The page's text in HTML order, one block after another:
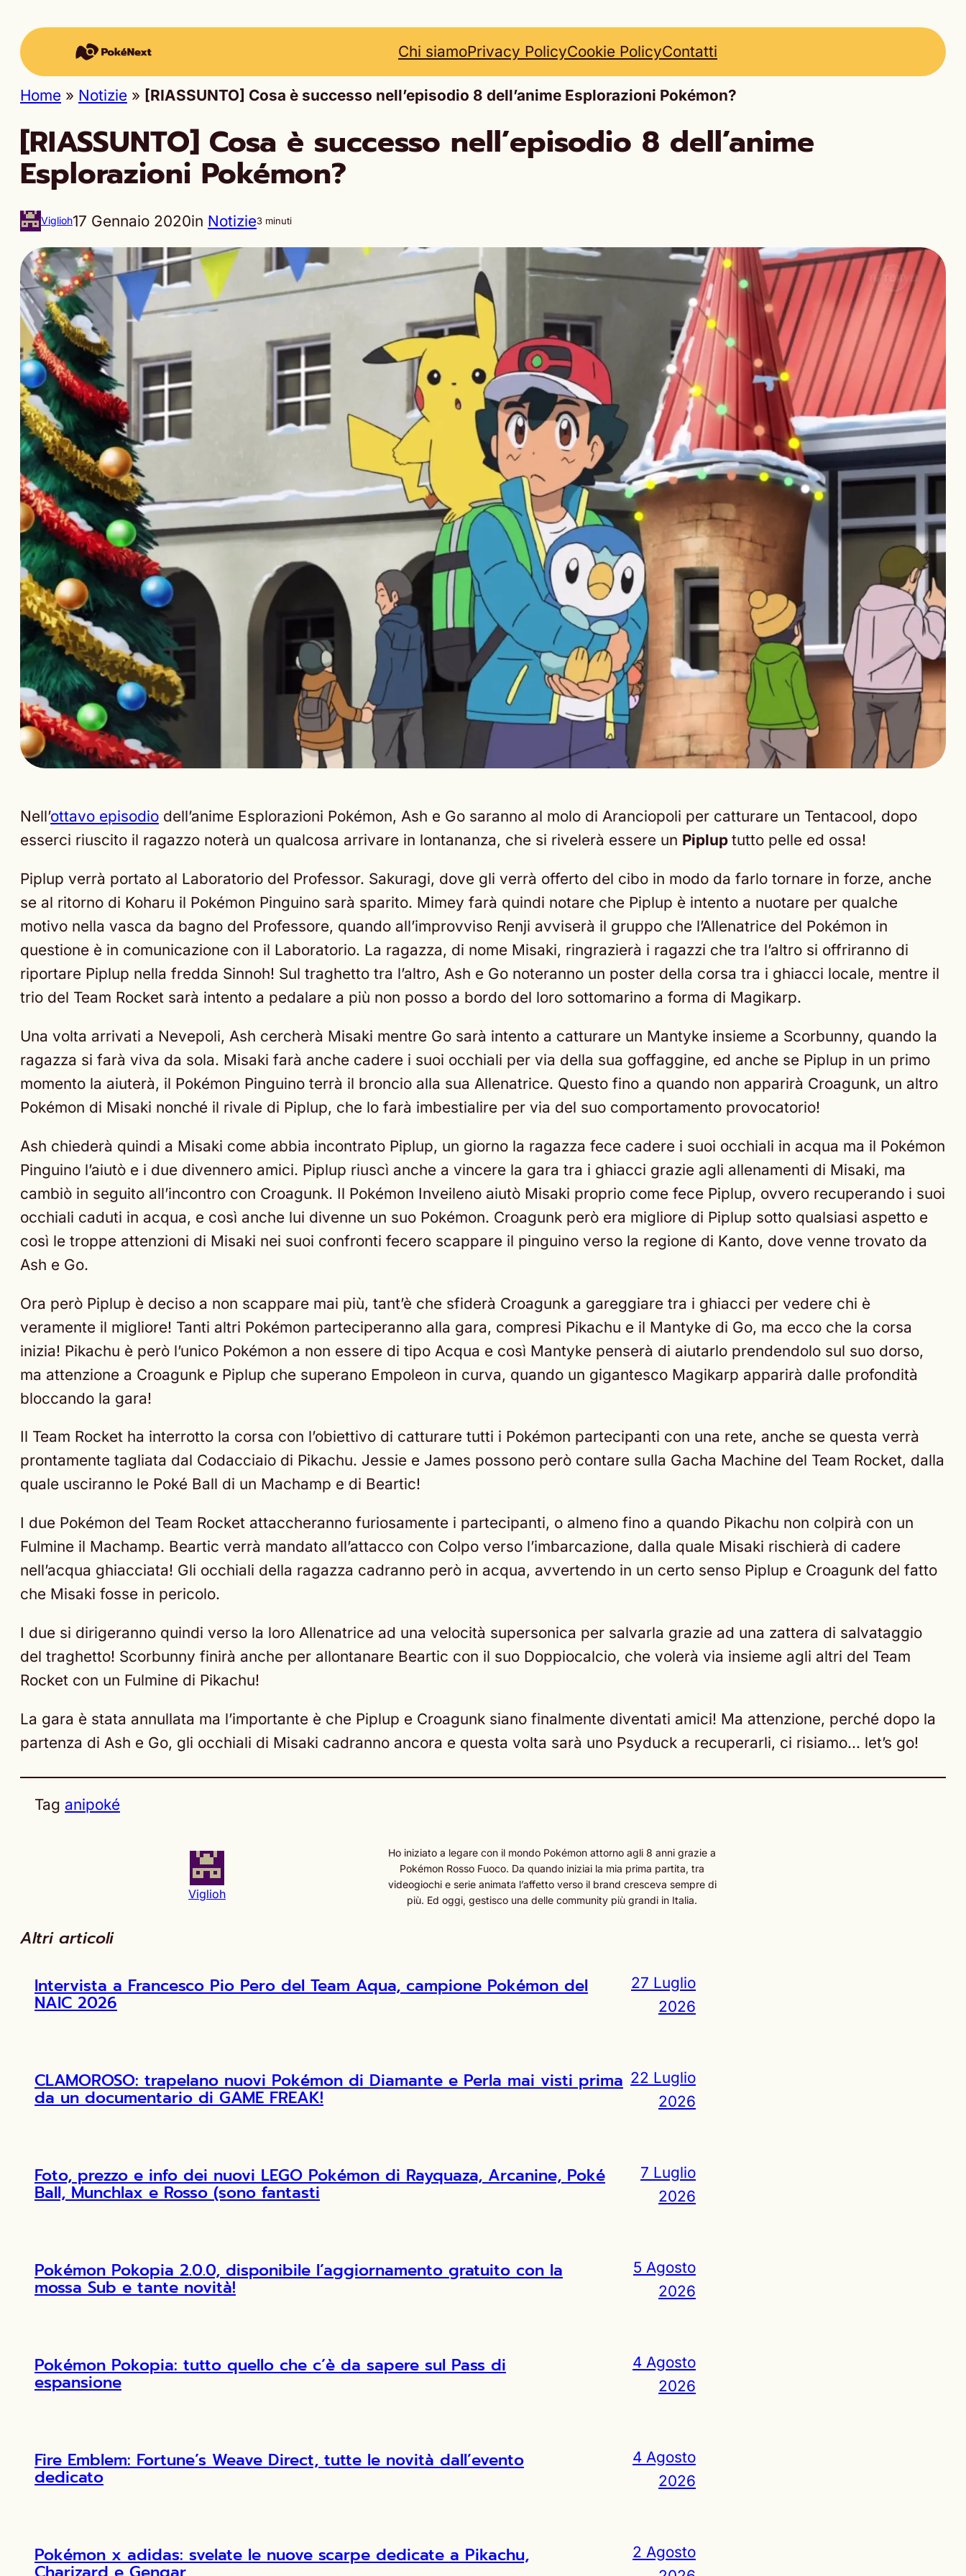
Chi siamoPrivacy PolicyCookie PolicyContatti
Home » Notizie » [RIASSUNTO] Cosa è successo nell’episodio 8 dell’anime Esplorazioni Pokémon?
[RIASSUNTO] Cosa è successo nell’episodio 8 dell’anime
Esplorazioni Pokémon?
Viglioh17 Gennaio 2020in Notizie3 minuti
Nell’ottavo episodio dell’anime Esplorazioni Pokémon, Ash e Go saranno al molo di Aranciopoli per catturare un Tentacool, dopo
esserci riuscito il ragazzo noterà un qualcosa arrivare in lontananza, che si rivelerà essere un Piplup tutto pelle ed ossa!
Piplup verrà portato al Laboratorio del Professor. Sakuragi, dove gli verrà offerto del cibo in modo da farlo tornare in forze, anche
se al ritorno di Koharu il Pokémon Pinguino sarà sparito. Mimey farà quindi notare che Piplup è intento a nuotare per qualche
motivo nella vasca da bagno del Professore, quando all’improvviso Renji avviserà il gruppo che l’Allenatrice del Pokémon in
questione è in comunicazione con il Laboratorio. La ragazza, di nome Misaki, ringrazierà i ragazzi che tra l’altro si offriranno di
riportare Piplup nella fredda Sinnoh! Sul traghetto tra l’altro, Ash e Go noteranno un poster della corsa tra i ghiacci locale, mentre il
trio del Team Rocket sarà intento a pedalare a più non posso a bordo del loro sottomarino a forma di Magikarp.
Una volta arrivati a Nevepoli, Ash cercherà Misaki mentre Go sarà intento a catturare un Mantyke insieme a Scorbunny, quando la
ragazza si farà viva da sola. Misaki farà anche cadere i suoi occhiali per via della sua goffaggine, ed anche se Piplup in un primo
momento la aiuterà, il Pokémon Pinguino terrà il broncio alla sua Allenatrice. Questo fino a quando non apparirà Croagunk, un altro
Pokémon di Misaki nonché il rivale di Piplup, che lo farà imbestialire per via del suo comportamento provocatorio!
Ash chiederà quindi a Misaki come abbia incontrato Piplup, un giorno la ragazza fece cadere i suoi occhiali in acqua ma il Pokémon
Pinguino l’aiutò e i due divennero amici. Piplup riuscì anche a vincere la gara tra i ghiacci grazie agli allenamenti di Misaki, ma
cambiò in seguito all’incontro con Croagunk. Il Pokémon Inveileno aiutò Misaki proprio come fece Piplup, ovvero recuperando i suoi
occhiali caduti in acqua, e così anche lui divenne un suo Pokémon. Croagunk però era migliore di Piplup sotto qualsiasi aspetto e
così le troppe attenzioni di Misaki nei suoi confronti fecero scappare il pinguino verso la regione di Kanto, dove venne trovato da
Ash e Go.
Ora però Piplup è deciso a non scappare mai più, tant’è che sfiderà Croagunk a gareggiare tra i ghiacci per vedere chi è
veramente il migliore! Tanti altri Pokémon parteciperanno alla gara, compresi Pikachu e il Mantyke di Go, ma ecco che la corsa
inizia! Pikachu è però l’unico Pokémon a non essere di tipo Acqua e così Mantyke penserà di aiutarlo prendendolo sul suo dorso,
ma attenzione a Croagunk e Piplup che superano Empoleon in curva, quando un gigantesco Magikarp apparirà dalle profondità
bloccando la gara!
Il Team Rocket ha interrotto la corsa con l’obiettivo di catturare tutti i Pokémon partecipanti con una rete, anche se questa verrà
prontamente tagliata dal Codacciaio di Pikachu. Jessie e James possono però contare sulla Gacha Machine del Team Rocket, dalla
quale usciranno le Poké Ball di un Machamp e di Beartic!
I due Pokémon del Team Rocket attaccheranno furiosamente i partecipanti, o almeno fino a quando Pikachu non colpirà con un
Fulmine il Machamp. Beartic verrà mandato all’attacco con Colpo verso l’imbarcazione, dalla quale Misaki rischierà di cadere
nell’acqua ghiacciata! Gli occhiali della ragazza cadranno però in acqua, avvertendo in un certo senso Piplup e Croagunk del fatto
che Misaki fosse in pericolo.
I due si dirigeranno quindi verso la loro Allenatrice ad una velocità supersonica per salvarla grazie ad una zattera di salvataggio
del traghetto! Scorbunny finirà anche per allontanare Beartic con il suo Doppiocalcio, che volerà via insieme agli altri del Team
Rocket con un Fulmine di Pikachu!
La gara è stata annullata ma l’importante è che Piplup e Croagunk siano finalmente diventati amici! Ma attenzione, perché dopo la
partenza di Ash e Go, gli occhiali di Misaki cadranno ancora e questa volta sarà uno Psyduck a recuperarli, ci risiamo… let’s go!
Tag anipoké
Viglioh
Ho iniziato a legare con il mondo Pokémon attorno agli 8 anni grazie a
Pokémon Rosso Fuoco. Da quando iniziai la mia prima partita, tra
videogiochi e serie animata l’affetto verso il brand cresceva sempre di
più. Ed oggi, gestisco una delle community più grandi in Italia.
Altri articoli
Intervista a Francesco Pio Pero del Team Aqua, campione Pokémon del
NAIC 2026
27 Luglio
2026
CLAMOROSO: trapelano nuovi Pokémon di Diamante e Perla mai visti prima
da un documentario di GAME FREAK!
22 Luglio
2026
Foto, prezzo e info dei nuovi LEGO Pokémon di Rayquaza, Arcanine, Poké
Ball, Munchlax e Rosso (sono fantasti
7 Luglio
2026
Pokémon Pokopia 2.0.0, disponibile l’aggiornamento gratuito con la
mossa Sub e tante novità!
5 Agosto
2026
Pokémon Pokopia: tutto quello che c’è da sapere sul Pass di
espansione
4 Agosto
2026
Fire Emblem: Fortune’s Weave Direct, tutte le novità dall’evento
dedicato
4 Agosto
2026
Pokémon x adidas: svelate le nuove scarpe dedicate a Pikachu,
2 Agosto